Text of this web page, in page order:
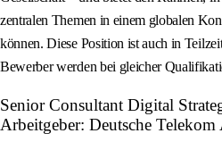
zentralen Themen in einem globalen
können. Diese Position ist auch in
Bewerber werden bei gleicher
Senior Consultant Digital
Arbeitgeber: Deutsche Telekom